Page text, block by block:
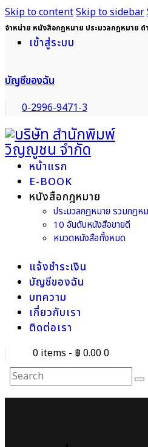
Skip to contentSkip to sidebar
จำหน่าย หนังสือกฎหมาย ประมวลกฎหมาย
เข้าสู่ระบบ
บัญชีของฉัน
0-2996-9471-3
หน้าแรก
E-BOOK
หนังสือกฎหมาย
ประมวลกฎหมาย รวมกฎห
10 อันดับหนังสือขายดี
หมวดหนังสือทั้งหมด
แจ้งชำระเงิน
บัญชีของฉัน
บทความ
เกี่ยวกับเรา
ติดต่อเรา
0 items - ฿ 0.000